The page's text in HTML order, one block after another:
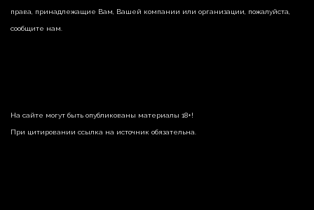
права, принадлежащие Вам, Вашей компании или организации, пожалуйста,
сообщите нам.
На сайте могут быть опубликованы материалы 18+!
При цитировании ссылка на источник обязательна.